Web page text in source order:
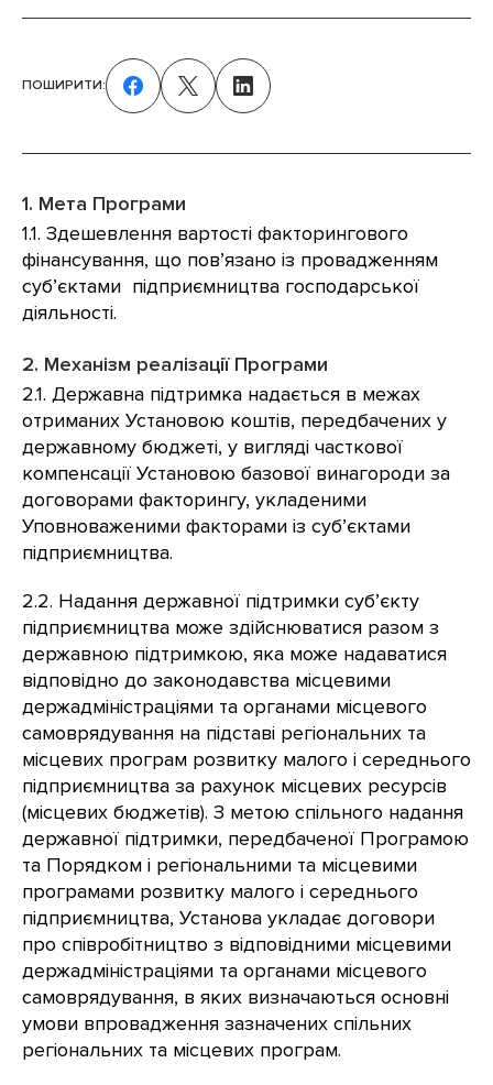
1. Мета Програми
1.1. Здешевлення вартості факторингового
фінансування, що пов’язано із провадженням
суб’єктами підприємництва господарської
діяльності.
2. Механізм реалізації Програми
2.1. Державна підтримка надається в межах
отриманих Установою коштів, передбачених у
державному бюджеті, у вигляді часткової
компенсації Установою базової винагороди за
договорами факторингу, укладеними
Уповноваженими факторами із суб’єктами
підприємництва.
2.2. Надання державної підтримки суб’єкту
підприємництва може здійснюватися разом з
державною підтримкою, яка може надаватися
відповідно до законодавства місцевими
держадміністраціями та органами місцевого
самоврядування на підставі регіональних та
місцевих програм розвитку малого і середнього
підприємництва за рахунок місцевих ресурсів
(місцевих бюджетів). З метою спільного надання
державної підтримки, передбаченої Програмою
та Порядком і регіональними та місцевими
програмами розвитку малого і середнього
підприємництва, Установа укладає договори
про співробітництво з відповідними місцевими
держадміністраціями та органами місцевого
самоврядування, в яких визначаються основні
умови впровадження зазначених спільних
регіональних та місцевих програм.
ПОШИРИТИ: